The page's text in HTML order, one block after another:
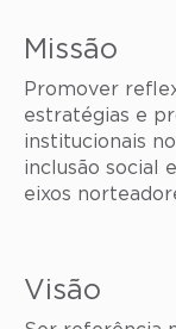
Missão
Promover
estratégias e
institucionais
inclusão social
eixos
Visão